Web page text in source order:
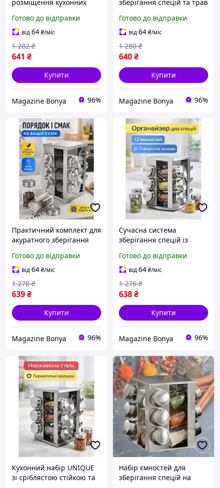
розміщення кухонних
скляними ємностями та
металевим тримачем
Готово до відправки
від64₴/міс
641 ₴
1 282 ₴
Купити
Magazine Bonya 96%
зберігання спецій та трав
та міцною металевою
підставкою
Готово до відправки
від64₴/міс
640₴
1 280 ₴
Купити
Magazine Bonya 96%
Практичний комплект для
акуратного зберігання
дозаторами та стійкою
підставкою для кухні.
Готово до відправки
від64₴/міс
639₴
1 278 ₴
Купити
Magazine Bonya 96%
Сучасна система
зберігання спецій із
колбами та стійкою
підставкою на 12
ємностей.
Готово до відправки
від64₴/міс
638₴
1 276 ₴
Купити
Magazine Bonya 96%
Кухонний набір UNIQUE
зі сріблястою стійкою та
Набір ємностей для
зберігання спецій на